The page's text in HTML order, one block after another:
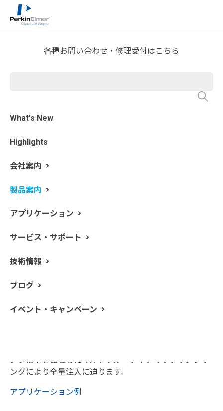
各種お問い合わせ・修理受付はこちら
What's New
Highlights
会社案内
製品案内
アプリケーション
サービス・サポート
技術情報
ブログ
イベント・キャンペーン
ホーム
ガスクロマトグラフ分析
TurboMatrix Trap 40/110 ト
現性とダイナミックサンプリングの高濃縮、高感度分析
ング技術を拡張したマルチプル・ダイナミックサンプリ
ングにより全量注入に迫ります。
アプリケーション例